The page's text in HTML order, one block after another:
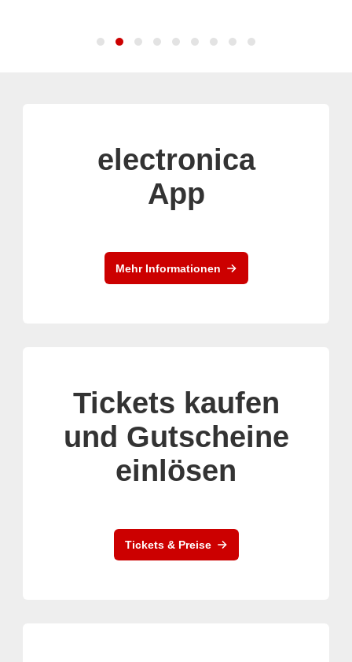
electronica
App
Mehr Informationen
Tickets kaufen
und Gutscheine
einlösen
Tickets & Preise